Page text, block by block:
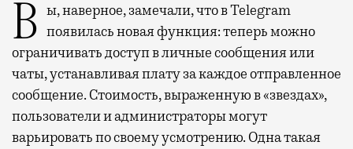
Вы, наверное, замечали, что в Telegram появилась новая функция: теперь можно
ограничивать доступ в личные сообщения или
чаты, устанавливая плату за каждое отправленное
сообщение. Стоимость, выраженную в «звездах»,
пользователи и администраторы могут
варьировать по своему усмотрению. Одна такая